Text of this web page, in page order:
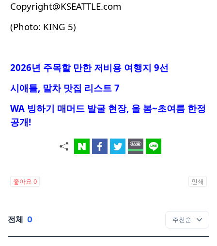
Copyright@KSEATTLE.com
(Photo: KING 5)
2026년 주목할 만한 저비용 여행지 9선
시애틀, 말차 맛집 리스트 7
WA 빙하기 매머드 발굴 현장, 올 봄~초여름 한정
공개!
좋아요 0 인쇄
전체 0